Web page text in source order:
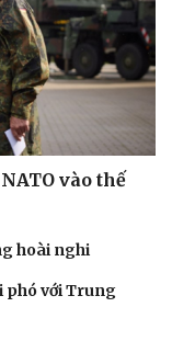
vào thế
hoài nghi
phó với Trung